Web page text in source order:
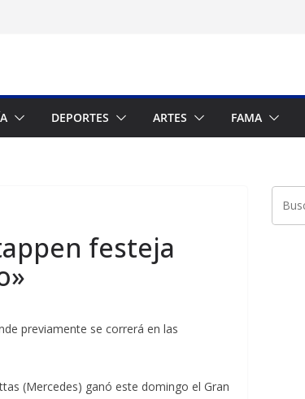
DEPORTES ARTES FAMA
festeja
previamente se correrá en las
(Mercedes) ganó este domingo el Gran